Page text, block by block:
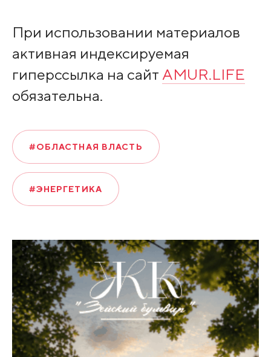
При использовании материалов
активная индексируемая
гиперссылка на сайт AMUR.LIFE
обязательна.
#ОБЛАСТНАЯ ВЛАСТЬ
#ЭНЕРГЕТИКА